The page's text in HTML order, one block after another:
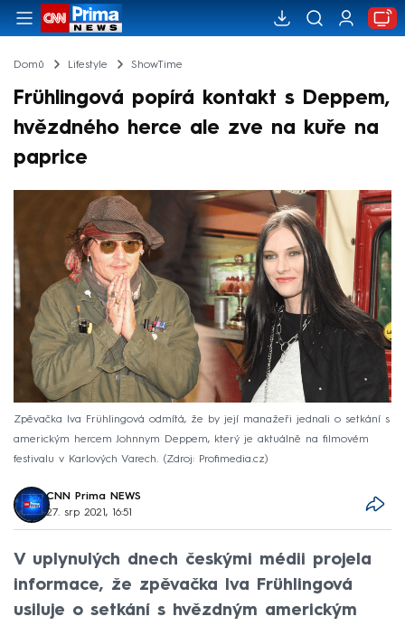
Domů Lifestyle ShowTime
Frühlingová popírá kontakt s Deppem,
hvězdného herce ale zve na kuře na
paprice
Zpěvačka Iva Frühlingová odmítá, že by její manažeři jednali o setkání s
americkým hercem Johnnym Deppem, který je aktuálně na filmovém
festivalu v Karlových Varech.
Zdroj: Profimedia.cz
CNN Prima NEWS
27. srp 2021, 16:51
V uplynulých dnech českými médii projela
informace, že zpěvačka Iva Frühlingová
usiluje o setkání s hvězdným americkým